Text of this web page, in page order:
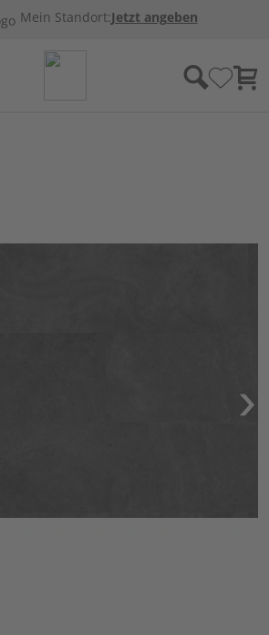
Mein Standort:Jetzt angeben